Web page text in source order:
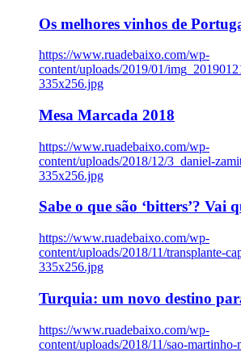
Os melhores vinhos de
https://www.ruadebaixo.com/wp-
content/uploads/2019/01/
335x256.jpg
Mesa Marcada 2018
https://www.ruadebaixo.com/wp-
content/uploads/2018/12/3_daniel-
335x256.jpg
Sabe o que são ‘bitters’?
https://www.ruadebaixo.com/wp-
content/uploads/2018/11/transplante-
335x256.jpg
Turquia: um novo destino
https://www.ruadebaixo.com/wp-
content/uploads/2018/11/sao-